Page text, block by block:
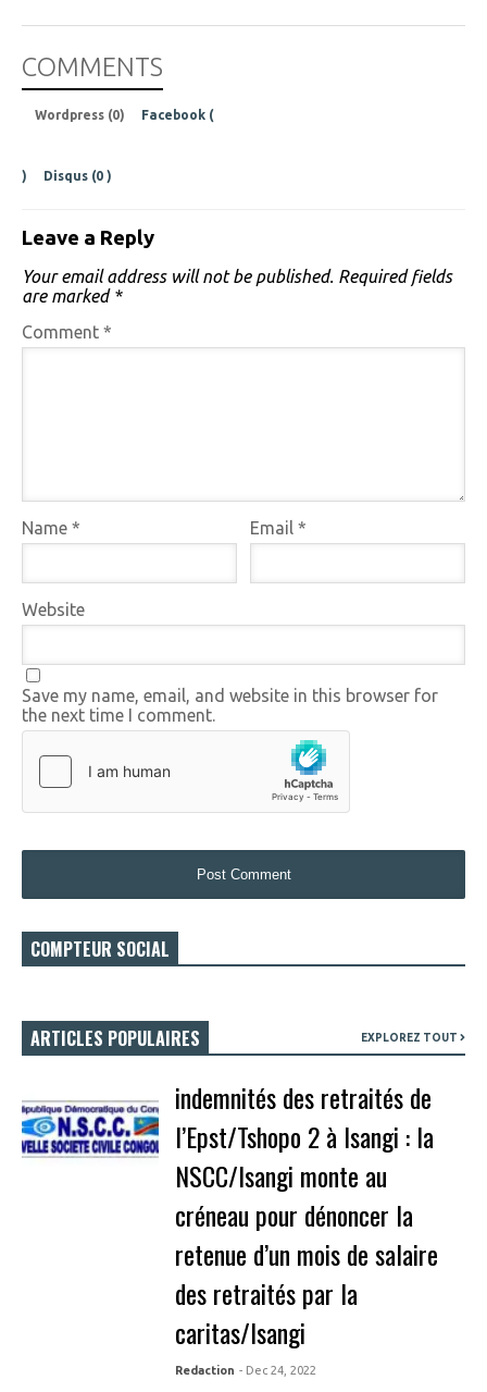
COMMENTS
Wordpress (0) Facebook (
) Disqus (0 )
Leave a Reply
Your email address will not be published. Required fields
are marked *
Comment *
Name * Email*
Website
Save my name, email, and website in this browser for
the next time I comment.
COMPTEUR SOCIAL
ARTICLES POPULAIRES EXPLOREZ TOUT
indemnités des retraités de
l’Epst/Tshopo 2 à Isangi : la
NSCC/Isangi monte au
créneau pour dénoncer la
retenue d’un mois de salaire
des retraités par la
caritas/Isangi
Redaction - Dec 24, 2022